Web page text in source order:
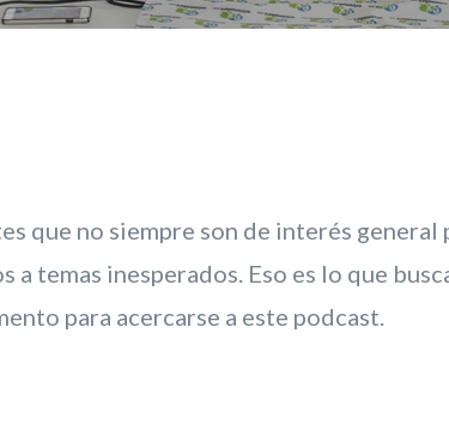
que no siempre son de interés
a temas inesperados. Eso es lo que
para acercarse a este podcast.